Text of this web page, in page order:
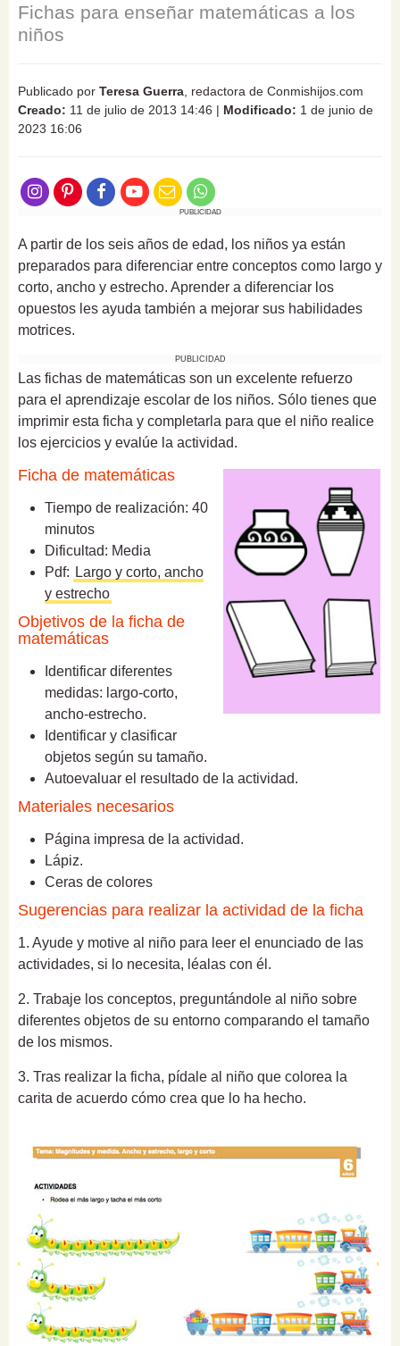
Fichas para enseñar matemáticas a los
niños
Publicado por Teresa Guerra , redactora de Conmishijos.com
Creado: 11 de julio de 2013 14:46 | Modificado: 1 de junio de
2023 16:06
PUBLICIDAD
A partir de los seis años de edad, los niños ya están
preparados para diferenciar entre conceptos como largo y
corto, ancho y estrecho. Aprender a diferenciar los
opuestos les ayuda también a mejorar sus habilidades
motrices.
PUBLICIDAD
Las fichas de matemáticas son un excelente refuerzo
para el aprendizaje escolar de los niños. Sólo tienes que
imprimir esta ficha y completarla para que el niño realice
los ejercicios y evalúe la actividad.
Ficha de matemáticas
Tiempo de realización: 40
minutos
Dificultad: Media
Pdf: Largo y corto, ancho
y estrecho
Objetivos de la ficha de
matemáticas
Identificar diferentes
medidas: largo-corto,
ancho-estrecho.
Identificar y clasificar
objetos según su tamaño.
Autoevaluar el resultado de la actividad.
Materiales necesarios
Página impresa de la actividad.
Lápiz.
Ceras de colores
Sugerencias para realizar la actividad de la ficha
1. Ayude y motive al niño para leer el enunciado de las
actividades, si lo necesita, léalas con él.
2. Trabaje los conceptos, preguntándole al niño sobre
diferentes objetos de su entorno comparando el tamaño
de los mismos.
3. Tras realizar la ficha, pídale al niño que colorea la
carita de acuerdo cómo crea que lo ha hecho.